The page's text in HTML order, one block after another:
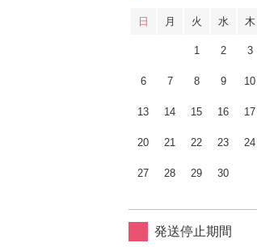
日 月 火 水 木
1 2 3
6 7 8 9 10
13 14 15 16 17
20 21 22 23 24
27 28 29 30
発送停止期間